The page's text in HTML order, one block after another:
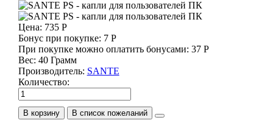
Цена: 735 Р
Бонус при покупке: 7 Р
При покупке можно оплатить бонусами: 37 Р
Вес: 40 Грамм
Производитель: SANTE
Количество:
В корзину